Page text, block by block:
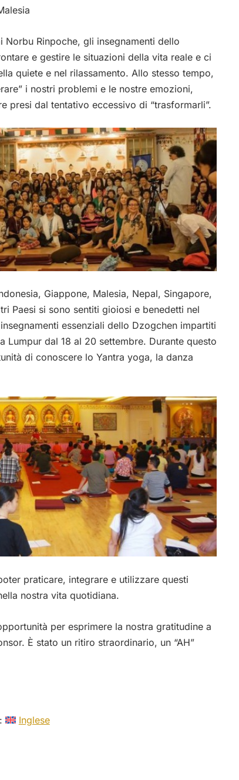
Norbu Rinpoche, gli insegnamenti dello
e gestire le situazioni della vita reale e ci
quiete e nel rilassamento. Allo stesso tempo,
i nostri problemi e le nostre emozioni,
presi dal tentativo eccessivo di “trasformarli”.
Giappone, Malesia, Nepal, Singapore,
Paesi si sono sentiti gioiosi e benedetti nel
essenziali dello Dzogchen impartiti
Lumpur dal 18 al 20 settembre. Durante questo
di conoscere lo Yantra yoga, la danza
praticare, integrare e utilizzare questi
nostra vita quotidiana.
per esprimere la nostra gratitudine a
È stato un ritiro straordinario, un “AH”
Inglese